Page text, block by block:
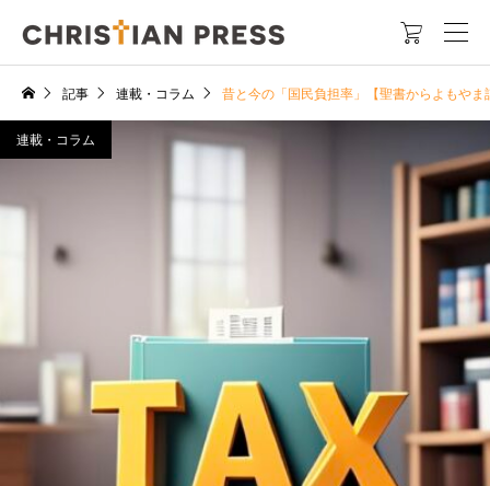

記事 連載・コラム 昔と今の「国民負担率」【聖書からよもやま
連載・コラム